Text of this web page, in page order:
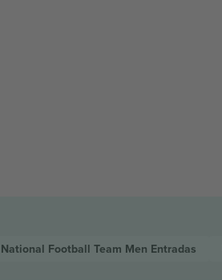
Football Team Men Entradas